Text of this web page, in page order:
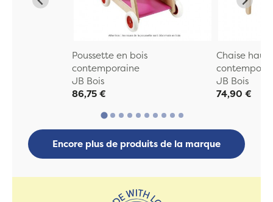
Poussette en bois
contemporaine
JB Bois
86,75 €
Chaise
JB Bois
74,90 €
Encore plus de produits de la marque